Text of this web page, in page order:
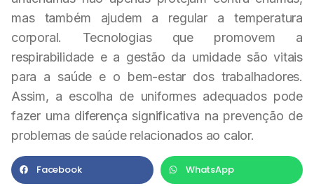
mas também ajudem a regular a temperatura
corporal. Tecnologias que promovem a
respirabilidade e a gestão da umidade são vitais
para a saúde e o bem-estar dos trabalhadores.
Assim, a escolha de uniformes adequados pode
fazer uma diferença significativa na prevenção de
problemas de saúde relacionados ao calor.
Facebook WhatsApp